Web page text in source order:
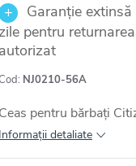
Garanție
zile pentru
autorizat
NJ0210-56A
Ceas pentru bărbați
Informaţii detaliate